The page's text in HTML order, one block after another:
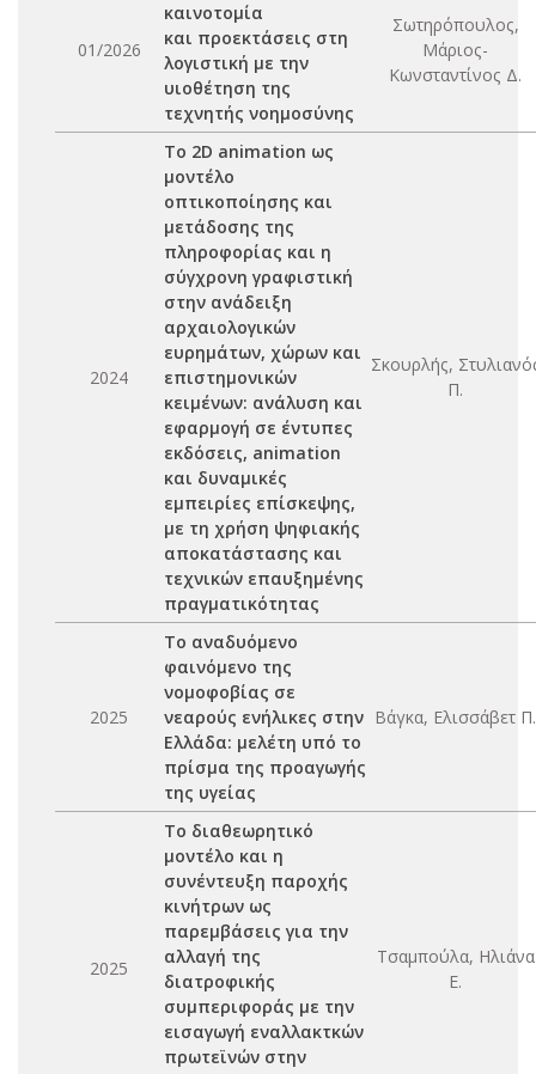
01/2026
καινοτομία
και προεκτάσεις στη
λογιστική με την
υιοθέτηση της
τεχνητής νοημοσύνης
Σωτηρόπουλος,
Μάριος-
Κωνσταντίνος Δ.
2024
Το 2D animation ως
μοντέλο
οπτικοποίησης και
μετάδοσης της
πληροφορίας και η
σύγχρονη γραφιστική
στην ανάδειξη
αρχαιολογικών
ευρημάτων, χώρων και
επιστημονικών
κειμένων: ανάλυση και
εφαρμογή σε έντυπες
εκδόσεις, animation
και δυναμικές
εμπειρίες επίσκεψης,
με τη χρήση ψηφιακής
αποκατάστασης και
τεχνικών επαυξημένης
πραγματικότητας
Σκουρλής,
Π.
2025
Το αναδυόμενο
φαινόμενο της
νομοφοβίας σε
νεαρούς ενήλικες στην
Ελλάδα: μελέτη υπό το
πρίσμα της προαγωγής
της υγείας
Βάγκα, Ελισσάβετ Π.
2025
Το διαθεωρητικό
μοντέλο και η
συνέντευξη παροχής
κινήτρων ως
παρεμβάσεις για την
αλλαγή της
διατροφικής
συμπεριφοράς με την
εισαγωγή εναλλακτκών
πρωτεϊνών στην
Τσαμπούλα, Ηλιάνα
Ε.